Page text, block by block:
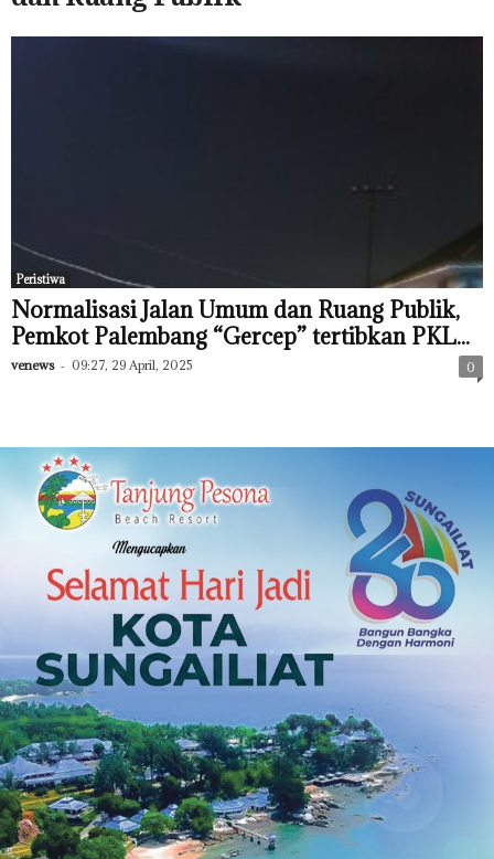
Peristiwa
Normalisasi Jalan Umum dan Ruang Publik,
Pemkot Palembang “Gercep” tertibkan PKL...
venews - 09:27, 29 April, 2025 0